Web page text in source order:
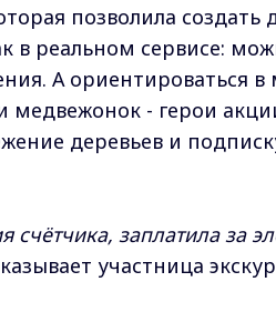
позволила создать
в реальном сервисе:
А ориентироваться
медвежонок - герои
деревьев и
счётчика, заплатила за
участница